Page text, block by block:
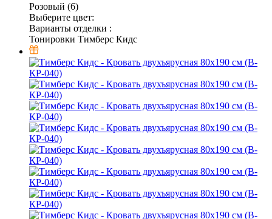
Розовый (6)
Выберите цвет:
Варианты отделки :
Тонировки Тимберс Кидс